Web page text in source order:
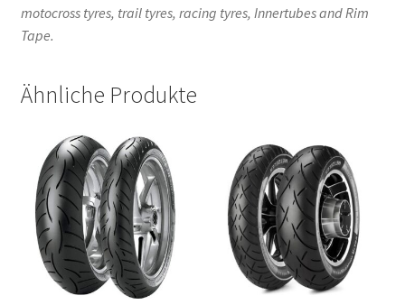
motocross tyres, trail tyres, racing tyres, Innertubes and Rim
Tape.
Ähnliche Produkte